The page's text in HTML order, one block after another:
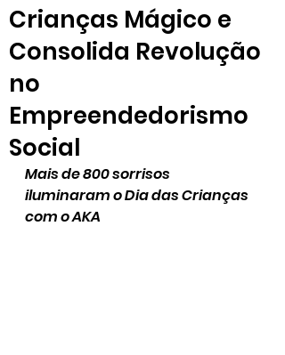
Crianças Mágico e
Consolida Revolução
no
Empreendedorismo
Social
Mais de 800 sorrisos
iluminaram o Dia das Crianças
com o AKA